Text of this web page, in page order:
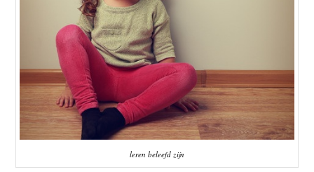
leren beleefd zijn